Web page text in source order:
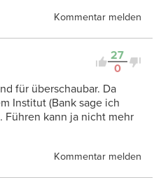
Kommentar melden
27
0
für überschaubar. Da
Institut (Bank sage ich
Führen kann ja nicht mehr
Kommentar melden